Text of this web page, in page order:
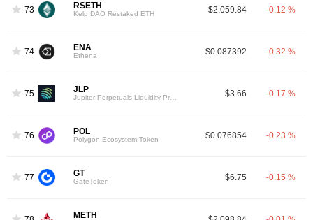
73 RSETH
Kelp DAO Restaked ETH $2,059.84 -0.12 %
74 ENA
Ethena $0.087392 -0.32 %
75 JLP $3.66 -0.17 %
76 POL
Polygon Ecosystem Token $0.076854 -0.23 %
77 GT
GateToken $6.75 -0.15 %
METH